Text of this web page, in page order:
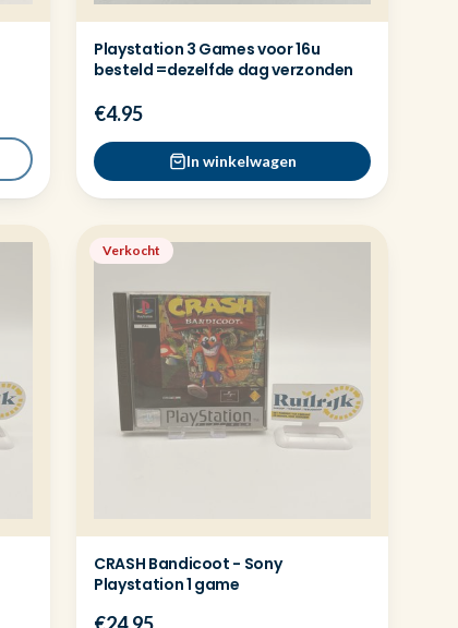
Playstation 3 Games voor 16u
besteld =dezelfde dag verzonden
€4.95
In winkelwagen
Verkocht
CRASH Bandicoot - Sony
Playstation 1 game